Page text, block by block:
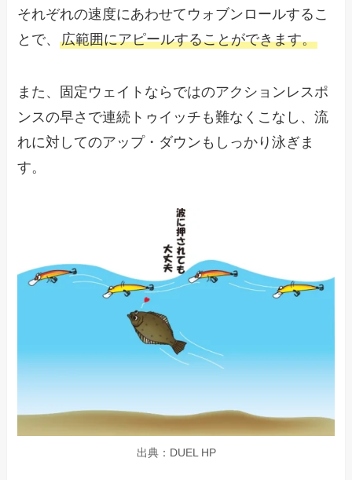
それぞれの速度にあわせてウォブンロールするこ
とで、広範囲にアピールすることができます。
また、固定ウェイトならではのアクションレスポ
ンスの早さで連続トゥイッチも難なくこなし、流
れに対してのアップ・ダウンもしっかり泳ぎま
す。
出典：DUEL HP